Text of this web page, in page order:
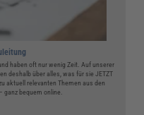
haben oft nur wenig Zeit. Auf unserer
deshalb über alles, was für sie JETZT
aktuell relevanten Themen aus den
ganz bequem online.